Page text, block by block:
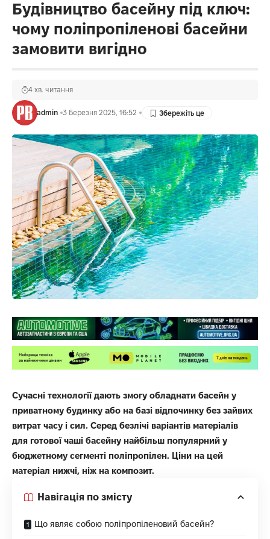
Будівництво басейну під ключ:
чому поліпропіленові басейни
замовити вигідно
admin 3 Березня 2025, 16:52
4 хв. читання
Сучасні технології дають змогу обладнати басейн у
приватному будинку або на базі відпочинку без зайвих
витрат часу і сил. Серед безлічі варіантів матеріалів
для готової чаші басейну найбільш популярний у
бюджетному сегменті поліпропілен. Ціни на цей
матеріал нижчі, ніж на композит.
Навігація по змісту
Що являє собою поліпропіленовий басейн?